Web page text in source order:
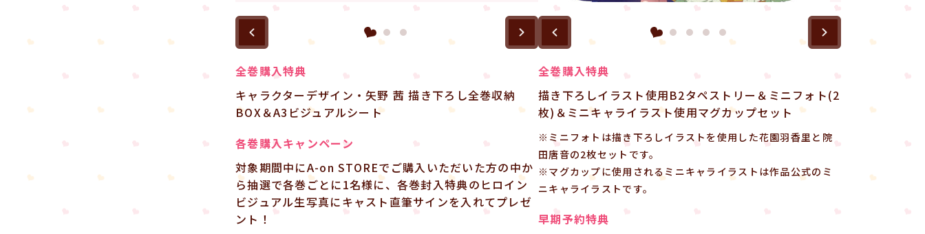
全巻購入特典
キャラクターデザイン・矢野 茜 描き下ろし全巻収納
BOX＆A3ビジュアルシート
各巻購入キャンペーン
対象期間中にA-on STOREでご購入いただいた方の中か
ら抽選で各巻ごとに1名様に、各巻封入特典のヒロイン
ビジュアル生写真にキャスト直筆サインを入れてプレゼ
ント！
全巻購入特典
描き下ろしイラスト使用B2タペストリー＆ミニフォト(2
枚)＆ミニキャライラスト使用マグカップセット
※ミニフォトは描き下ろしイラストを使用した花園羽香里と院
田唐音の2枚セットです。
※マグカップに使用されるミニキャライラストは作品公式のミ
ニキャライラストです。
早期予約特典